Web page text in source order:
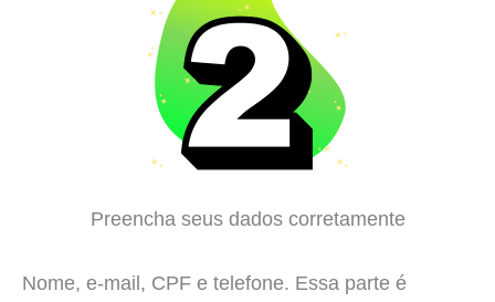
Preencha seus dados corretamente
Nome, e-mail, CPF e telefone. Essa parte é